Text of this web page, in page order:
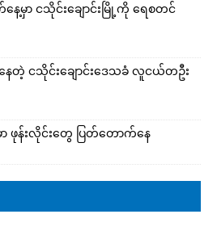
နေ့မှာ ငသိုင်းချောင်းမြို့ကို ရေစတင်
ေတဲ့ ငသိုင်းချောင်းဒေသခံ လူငယ်တဦး
ဖုန်းလိုင်းတွေ ပြတ်တောက်နေ